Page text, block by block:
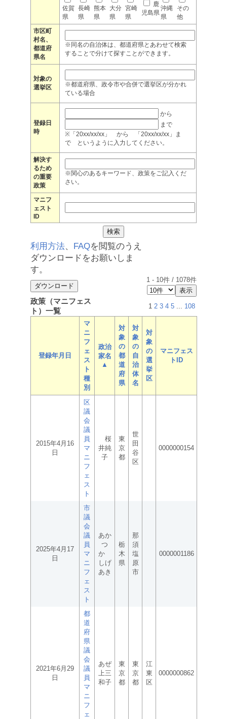
佐賀
県
長崎
県
熊本
県
大分
県
宮崎
県
鹿
児島県
沖縄
県
その
他
市区町
村名、
都道府
県名
※同名の自治体は、都道府県とあわせて検索
することで分けて探すことができます。
対象の
選挙区
※都道府県、政令市や合併で選挙区が分かれ
ている場合
登録日
時
から
まで
※「20xx/xx/xx」 から 「20xx/xx/xx」ま
で というように入力してください。
解決す
るため
の重要
政策
※関心のあるキーワード、政策をご記入くだ
さい。
マニフ
ェスト
ID
利用方法、 FAQを閲覧のうえ
ダウンロードをお願いしま
す。
1 - 10件 / 1078件
政策（マニフェス
ト）一覧
1 2 3 4 5 ... 108
登録年月日
マ
ニ
フ
ェ
ス
ト
種
別
政治
家名
▲
対
象
の
都
道
府
県
対
象
の
自
治
体
名
対
象
の
選
挙
区
マニフェス
トID
2015年4月16
日
区
議
会
議
員
マ
ニ
フ
ェ
ス
ト
桜
井純
子
東
京
都
世
田
谷
区
0000000154
2025年4月17
日
市
議
会
議
員
マ
ニ
フ
ェ
ス
ト
あか
つ
か
しげ
あき
栃
木
県
那
須
塩
原
市
0000001186
2021年6月29
日
都
道
府
県
議
会
議
員
マ
ニ
フ
ェ
あぜ
上三
和子
東
京
都
東
京
都
江
東
区
0000000862